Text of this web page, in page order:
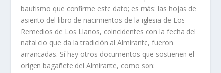
bautismo que confirme este dato; es más: las hojas de
asiento del libro de nacimientos de la iglesia de Los
Remedios de Los Llanos, coincidentes con la fecha del
natalicio que da la tradición al Almirante, fueron
arrancadas. Sí­ hay otros documentos que sostienen el
origen bagañete del Almirante, como son: